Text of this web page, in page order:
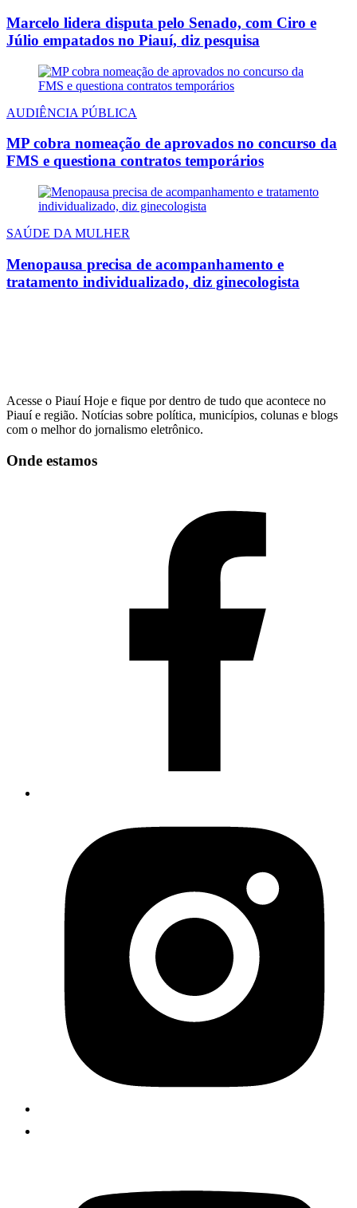
Marcelo lidera disputa pelo Senado, com Ciro e
Júlio empatados no Piauí, diz pesquisa
AUDIÊNCIA PÚBLICA
MP cobra nomeação de aprovados no concurso da
FMS e questiona contratos temporários
SAÚDE DA MULHER
Menopausa precisa de acompanhamento e
tratamento individualizado, diz ginecologista
Acesse o Piauí Hoje e fique por dentro de tudo que acontece no
Piauí e região. Notícias sobre política, municípios, colunas e blogs
com o melhor do jornalismo eletrônico.
Onde estamos